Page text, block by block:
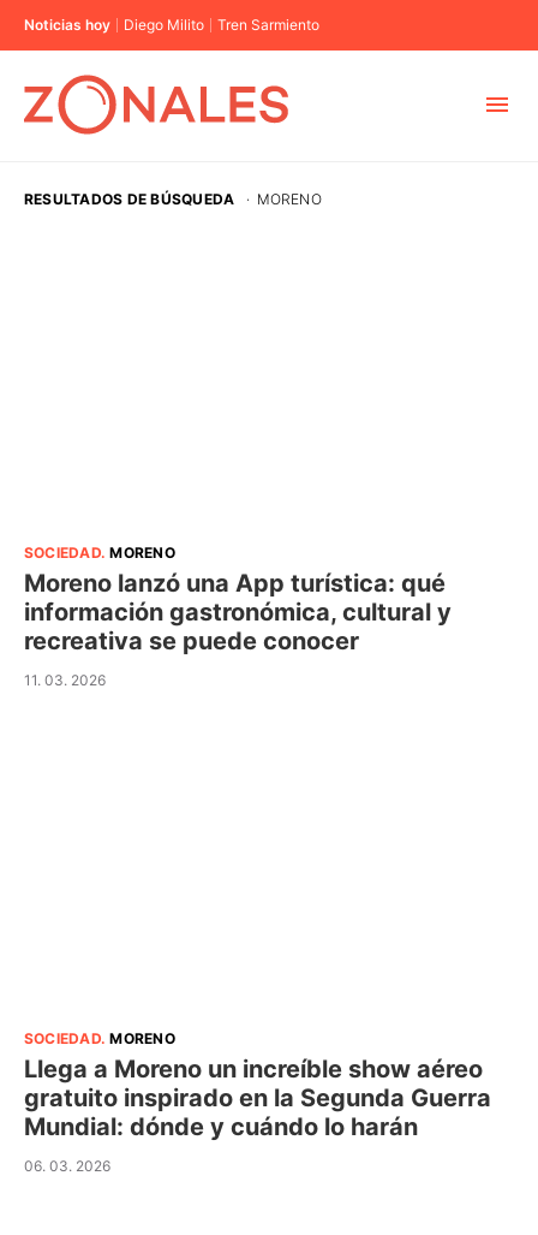
Noticias hoy Diego Milito Tren Sarmiento
RESULTADOS DE BÚSQUEDA · MORENO
SOCIEDAD.MORENO
Moreno lanzó una App turística: qué
información gastronómica, cultural y
recreativa se puede conocer
11. 03. 2026
SOCIEDAD.MORENO
Llega a Moreno un increíble show aéreo
gratuito inspirado en la Segunda Guerra
Mundial: dónde y cuándo lo harán
06. 03. 2026